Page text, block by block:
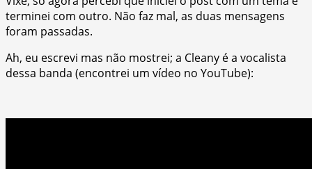
terminei com outro. Não faz mal, as duas mensagens
foram passadas.
Ah, eu escrevi mas não mostrei; a Cleany é a vocalista
dessa banda (encontrei um vídeo no YouTube):